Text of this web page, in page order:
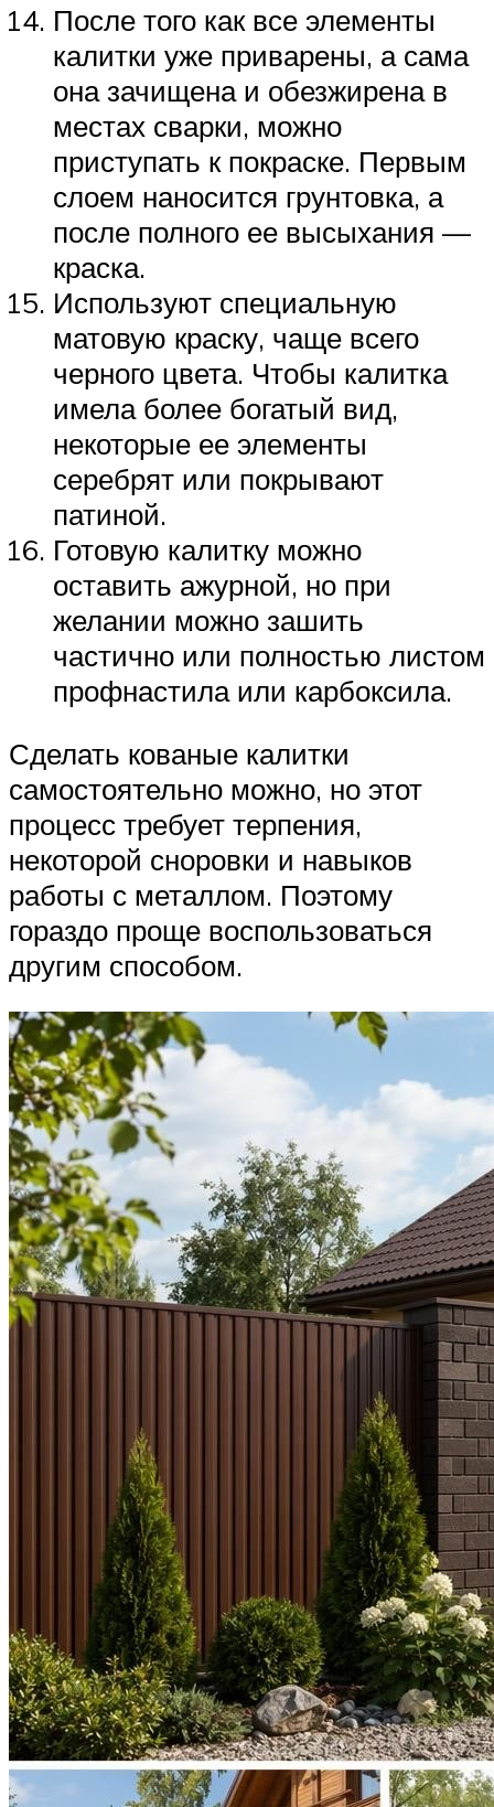
После того как все элементы
калитки уже приварены, а сама
она зачищена и обезжирена в
местах сварки, можно
приступать к покраске. Первым
слоем наносится грунтовка, а
после полного ее высыхания —
краска.
Используют специальную
матовую краску, чаще всего
черного цвета. Чтобы калитка
имела более богатый вид,
некоторые ее элементы
серебрят или покрывают
патиной.
Готовую калитку можно
оставить ажурной, но при
желании можно зашить
частично или полностью листом
профнастила или карбоксила.
Сделать кованые калитки
самостоятельно можно, но этот
процесс требует терпения,
некоторой сноровки и навыков
работы с металлом. Поэтому
гораздо проще воспользоваться
другим способом.